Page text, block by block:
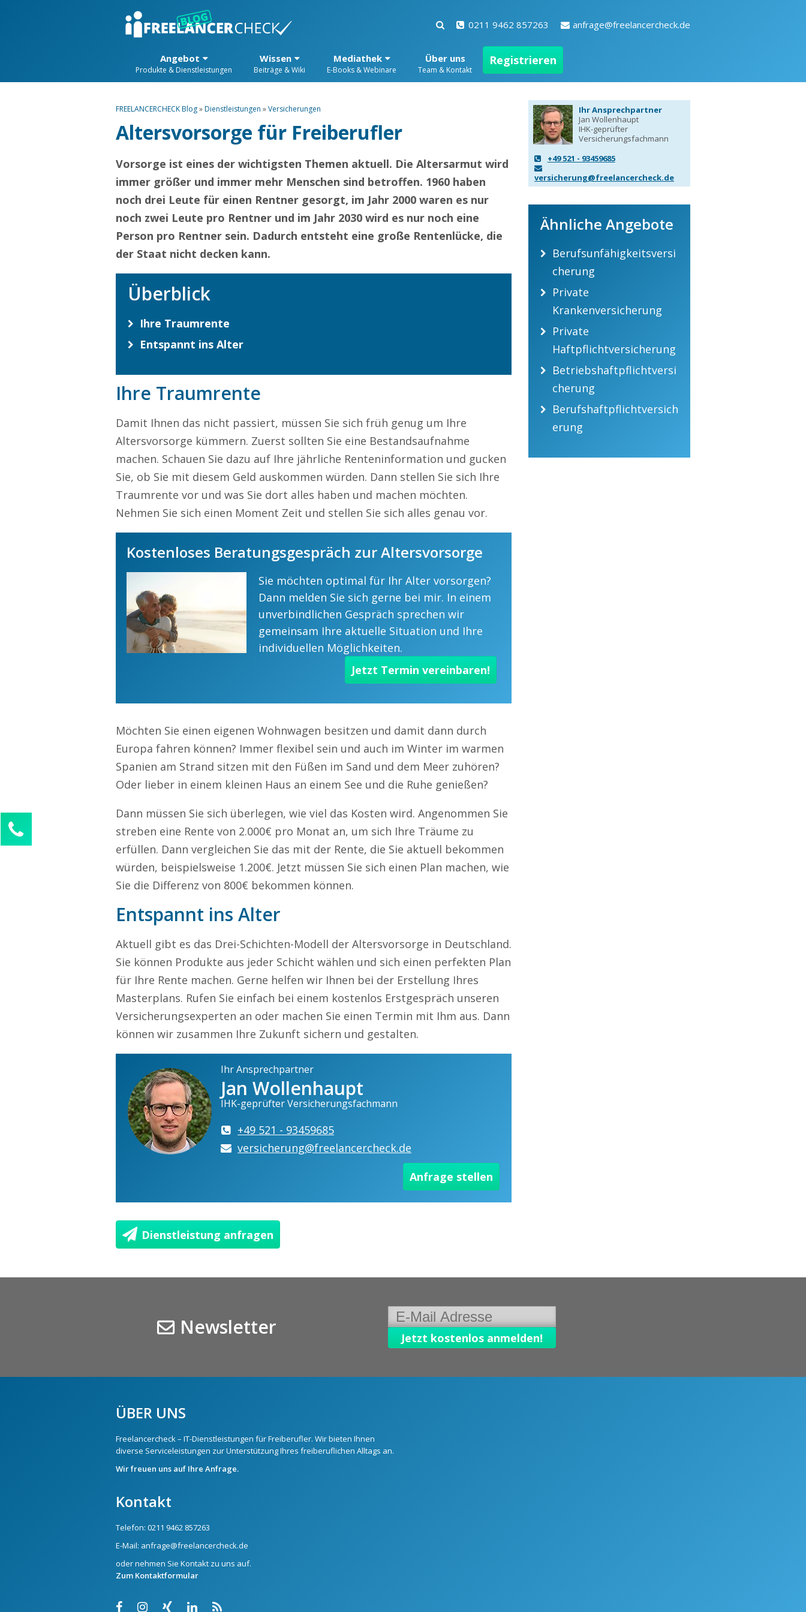
0211 9462 857263 anfrage@freelancercheck.de
Angebot
Produkte & Dienstleistungen
Wissen
Beiträge & Wiki
Mediathek
E-Books & Webinare
Über uns
Team & Kontakt
Registrieren
Ihr Ansprechpartner
Jan Wollenhaupt
IHK-geprüfter
Versicherungsfachmann
+49 521 - 93459685
versicherung@freelancercheck.de
Ähnliche Angebote
Berufsunfähigkeitsversi
cherung
Private
Krankenversicherung
Private
Haftpflichtversicherung
Betriebshaftpflichtversi
cherung
Berufshaftpflichtversich
erung
FREELANCERCHECK Blog»Dienstleistungen »Versicherungen
Altersvorsorge für Freiberufler
Vorsorge ist eines der wichtigsten Themen aktuell. Die Altersarmut wird
immer größer und immer mehr Menschen sind betroffen. 1960 haben
noch drei Leute für einen Rentner gesorgt, im Jahr 2000 waren es nur
noch zwei Leute pro Rentner und im Jahr 2030 wird es nur noch eine
Person pro Rentner sein. Dadurch entsteht eine große Rentenlücke, die
der Staat nicht decken kann.
Überblick
Ihre Traumrente
Entspannt ins Alter
Ihre Traumrente
Damit Ihnen das nicht passiert, müssen Sie sich früh genug um Ihre
Altersvorsorge kümmern. Zuerst sollten Sie eine Bestandsaufnahme
machen. Schauen Sie dazu auf Ihre jährliche Renteninformation und gucken
Sie, ob Sie mit diesem Geld auskommen würden. Dann stellen Sie sich Ihre
Traumrente vor und was Sie dort alles haben und machen möchten.
Nehmen Sie sich einen Moment Zeit und stellen Sie sich alles genau vor.
Kostenloses Beratungsgespräch zur Altersvorsorge
Sie möchten optimal für Ihr Alter vorsorgen?
Dann melden Sie sich gerne bei mir. In einem
unverbindlichen Gespräch sprechen wir
gemeinsam Ihre aktuelle Situation und Ihre
individuellen Möglichkeiten.
Jetzt Termin vereinbaren!
Möchten Sie einen eigenen Wohnwagen besitzen und damit dann durch
Europa fahren können? Immer flexibel sein und auch im Winter im warmen
Spanien am Strand sitzen mit den Füßen im Sand und dem Meer zuhören?
Oder lieber in einem kleinen Haus an einem See und die Ruhe genießen?
Dann müssen Sie sich überlegen, wie viel das Kosten wird. Angenommen Sie
streben eine Rente von 2.000€ pro Monat an, um sich Ihre Träume zu
erfüllen. Dann vergleichen Sie das mit der Rente, die Sie aktuell bekommen
würden, beispielsweise 1.200€. Jetzt müssen Sie sich einen Plan machen, wie
Sie die Differenz von 800€ bekommen können.
Entspannt ins Alter
Aktuell gibt es das Drei-Schichten-Modell der Altersvorsorge in Deutschland.
Sie können Produkte aus jeder Schicht wählen und sich einen perfekten Plan
für Ihre Rente machen. Gerne helfen wir Ihnen bei der Erstellung Ihres
Masterplans. Rufen Sie einfach bei einem kostenlos Erstgespräch unseren
Versicherungsexperten an oder machen Sie einen Termin mit Ihm aus. Dann
können wir zusammen Ihre Zukunft sichern und gestalten.
Ihr Ansprechpartner
Jan Wollenhaupt
IHK-geprüfter Versicherungsfachmann
+49 521 - 93459685
versicherung@freelancercheck.de
Anfrage stellen
Dienstleistung anfragen
Newsletter
ÜBER UNS
Freelancercheck – IT-Dienstleistungen für Freiberufler. Wir bieten Ihnen
diverse Serviceleistungen zur Unterstützung Ihres freiberuflichen Alltags an.
Wir freuen uns auf Ihre Anfrage.
Kontakt
Telefon: 0211 9462 857263
E-Mail: anfrage@freelancercheck.de
oder nehmen Sie Kontakt zu uns auf.
Zum Kontaktformular
Kontaktieren Sie uns!
Alina Beck
Kundenservice
0211 946 285 72-63